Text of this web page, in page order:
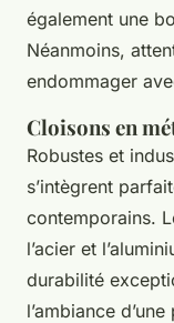
également une
Néanmoins,
endommager
Cloisons en
Robustes et
s’intègrent
contemporains.
l’acier et
durabilité
l’ambiance